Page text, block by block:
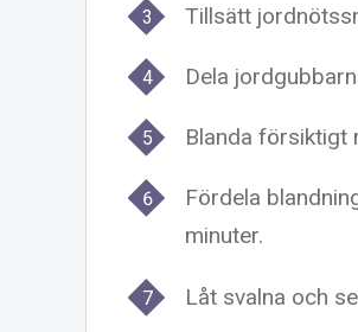
Tillsätt
Dela
Blanda försiktigt
Fördela
minuter.
Låt svalna och